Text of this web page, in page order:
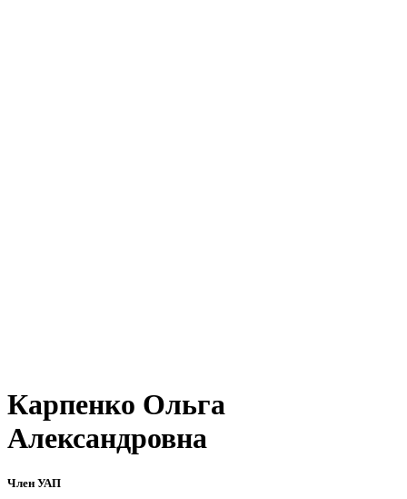
Карпенко Ольга
Александровна
Член УАП